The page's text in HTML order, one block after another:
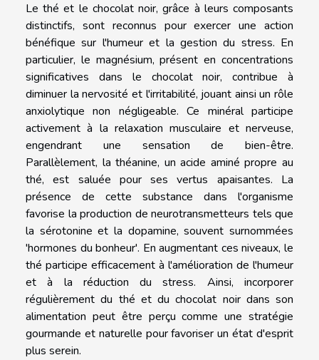
Le thé et le chocolat noir, grâce à leurs composants
distinctifs, sont reconnus pour exercer une action
bénéfique sur l'humeur et la gestion du stress. En
particulier, le magnésium, présent en concentrations
significatives dans le chocolat noir, contribue à
diminuer la nervosité et l'irritabilité, jouant ainsi un rôle
anxiolytique non négligeable. Ce minéral participe
activement à la relaxation musculaire et nerveuse,
engendrant une sensation de bien-être.
Parallèlement, la théanine, un acide aminé propre au
thé, est saluée pour ses vertus apaisantes. La
présence de cette substance dans l'organisme
favorise la production de neurotransmetteurs tels que
la sérotonine et la dopamine, souvent surnommées
'hormones du bonheur'. En augmentant ces niveaux, le
thé participe efficacement à l'amélioration de l'humeur
et à la réduction du stress. Ainsi, incorporer
régulièrement du thé et du chocolat noir dans son
alimentation peut être perçu comme une stratégie
gourmande et naturelle pour favoriser un état d'esprit
plus serein.